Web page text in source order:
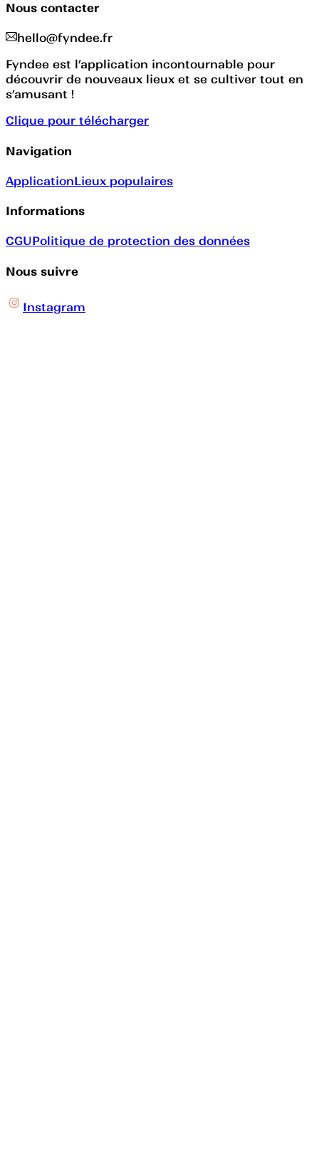
Nous contacter
hello@fyndee.fr
Fyndee est l’application incontournable pour
découvrir de nouveaux lieux et se cultiver tout en
s’amusant !
Clique pour télécharger
Navigation
ApplicationLieux populaires
Informations
CGUPolitique de protection des données
Nous suivre
Instagram